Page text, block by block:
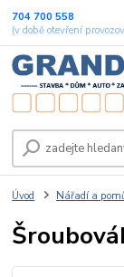
704 700 558
(v době otevření
Úvod Nářadí a